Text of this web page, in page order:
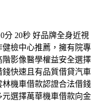
分 20秒 好品牌全身近視
檢中心推薦，擁有院專
影像醫學權益安全選擇
快速且有品質借貸汽車
機車借款認證合法借錢
選擇萬華機車借款向金